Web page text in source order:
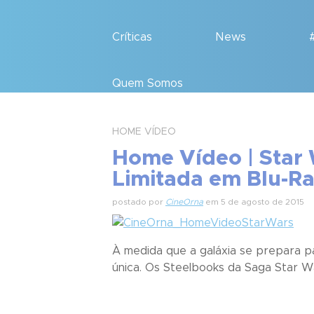
Críticas News
Quem Somos
HOME VÍDEO
Home Vídeo | Star
postado por CineOrna em 5 de agosto de 2015
À medida que a galáxia se prepara
única. Os Steelbooks da Saga Star